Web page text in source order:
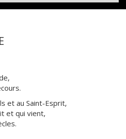
et au Saint-Esprit,
et qui vient,